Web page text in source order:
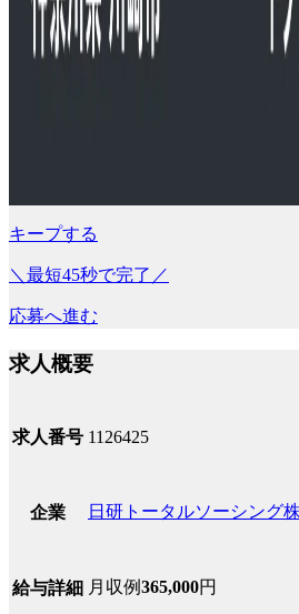
キープする
＼最短45秒で完了／
応募へ進む
求人概要
求人番号 1126425
企業 日研トータルソーシング
給与詳細 月収例365,000円